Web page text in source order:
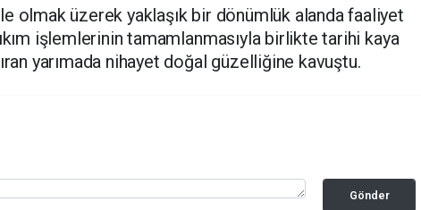
olmak üzerek yaklaşık bir dönümlük alanda faaliyet
işlemlerinin tamamlanmasıyla birlikte tarihi kaya
yarımada nihayet doğal güzelliğine kavuştu.
Gönder